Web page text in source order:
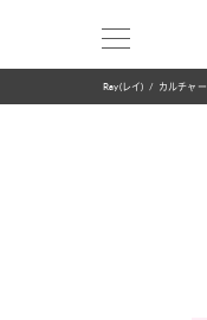
Ray(レイ) カルチャー